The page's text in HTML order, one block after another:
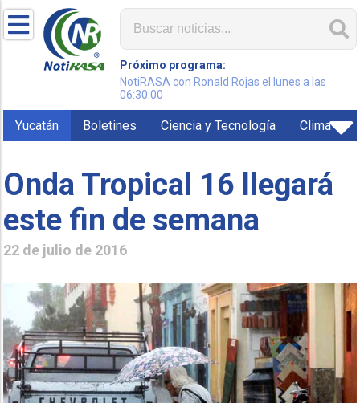
Próximo programa:
NotiRASA con Ronald Rojas el lunes a las
06:30:00
Yucatán Boletines Ciencia y Tecnología Clima
Onda Tropical 16 llegará
este fin de semana
22 de julio de 2016